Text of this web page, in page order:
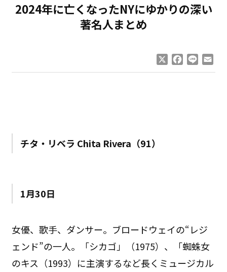
2024年に亡くなったNYにゆかりの深い
著名人まとめ
Facebook
Line
チタ・リベラ Chita Rivera（91）
1月30日
女優、歌手、ダンサー。ブロードウェイの“レジ
ェンド”の一人。「シカゴ」（1975）、「蜘蛛女
のキス（1993）に主演するなど長くミュージカル